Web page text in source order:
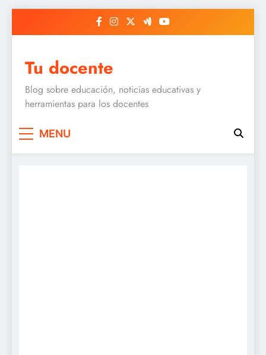
Tu docente
Blog sobre educación, noticias educativas y
herramientas para los docentes
MENU